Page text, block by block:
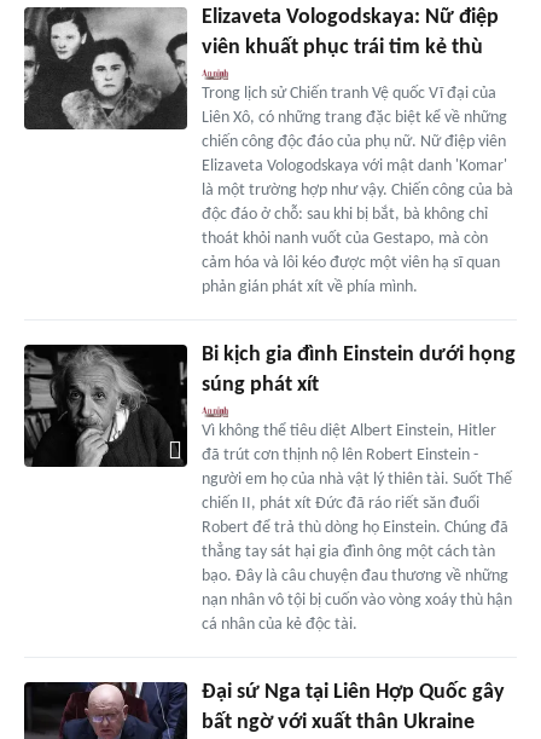
Elizaveta Vologodskaya: Nữ điệp
viên khuất phục trái tim kẻ thù
Trong lịch sử Chiến tranh Vệ quốc Vĩ đại của
Liên Xô, có những trang đặc biệt kể về những
chiến công độc đáo của phụ nữ. Nữ điệp viên
Elizaveta Vologodskaya với mật danh 'Komar'
là một trường hợp như vậy. Chiến công của bà
độc đáo ở chỗ: sau khi bị bắt, bà không chỉ
thoát khỏi nanh vuốt của Gestapo, mà còn
cảm hóa và lôi kéo được một viên hạ sĩ quan
phản gián phát xít về phía mình.
Bi kịch gia đình Einstein dưới họng
súng phát xít
Vì không thể tiêu diệt Albert Einstein, Hitler
đã trút cơn thịnh nộ lên Robert Einstein -
người em họ của nhà vật lý thiên tài. Suốt Thế
chiến II, phát xít Đức đã ráo riết săn đuổi
Robert để trả thù dòng họ Einstein. Chúng đã
thẳng tay sát hại gia đình ông một cách tàn
bạo. Đây là câu chuyện đau thương về những
nạn nhân vô tội bị cuốn vào vòng xoáy thù hận
cá nhân của kẻ độc tài.
Đại sứ Nga tại Liên Hợp Quốc gây
bất ngờ với xuất thân Ukraine